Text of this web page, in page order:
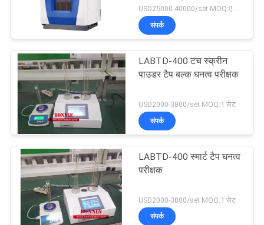
पाचन प्रणाली
संपर्क
LABTD-400 टच स्क्रीन
पाउडर टैप बल्क घनत्व परीक्षक
USD2000-3800/set MOQ:1 सेट
संपर्क
LABTD-400 स्मार्ट टैप घनत्व
परीक्षक
USD2000-3800/set MOQ:1 सेट
संपर्क